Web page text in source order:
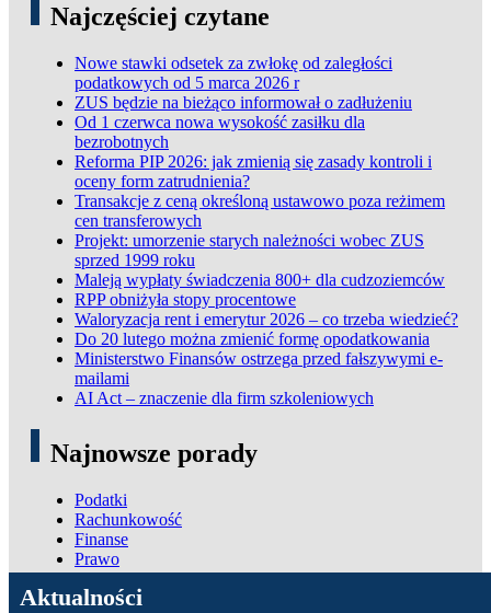
Najczęściej czytane
Nowe stawki odsetek za zwłokę od zaległości
podatkowych od 5 marca 2026 r
ZUS będzie na bieżąco informował o zadłużeniu
Od 1 czerwca nowa wysokość zasiłku dla
bezrobotnych
Reforma PIP 2026: jak zmienią się zasady kontroli i
oceny form zatrudnienia?
Transakcje z ceną określoną ustawowo poza reżimem
cen transferowych
Projekt: umorzenie starych należności wobec ZUS
sprzed 1999 roku
Maleją wypłaty świadczenia 800+ dla cudzoziemców
RPP obniżyła stopy procentowe
Waloryzacja rent i emerytur 2026 – co trzeba wiedzieć?
Do 20 lutego można zmienić formę opodatkowania
Ministerstwo Finansów ostrzega przed fałszywymi e-
mailami
AI Act – znaczenie dla firm szkoleniowych
Najnowsze porady
Podatki
Rachunkowość
Finanse
Prawo
ADN Podatki
Aktualności